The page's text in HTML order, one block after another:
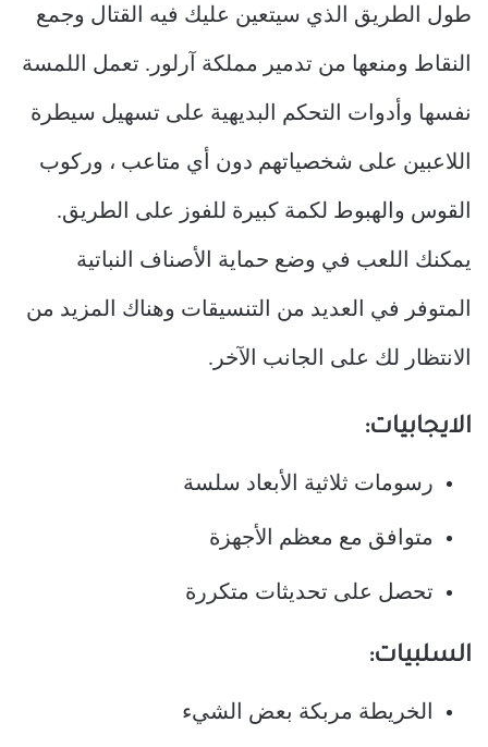
طول الطريق الذي سيتعين عليك فيه القتال وجمع
النقاط ومنعها من تدمير مملكة آرلور. تعمل اللمسة
نفسها وأدوات التحكم البديهية على تسهيل سيطرة
اللاعبين على شخصياتهم دون أي متاعب ، وركوب
القوس والهبوط لكمة كبيرة للفوز على الطريق.
يمكنك اللعب في وضع حماية الأصناف النباتية
المتوفر في العديد من التنسيقات وهناك المزيد من
الانتظار لك على الجانب الآخر.
الايجابيات:
رسومات ثلاثية الأبعاد سلسة
متوافق مع معظم الأجهزة
تحصل على تحديثات متكررة
السلبيات:
الخريطة مربكة بعض الشيء